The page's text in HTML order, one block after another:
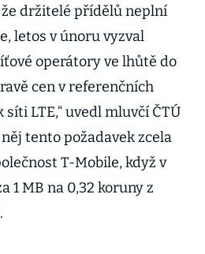
že držitelé přídělů neplní
letos v únoru vyzval
operátory ve lhůtě do
cen v referenčních
LTE,“ uvedl mluvčí ČTÚ
tento požadavek zcela
T-Mobile, když v
1 MB na 0,32 koruny z